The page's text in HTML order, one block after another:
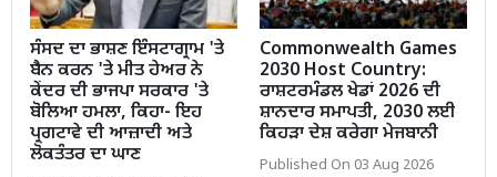
ਸੰਸਦ ਦਾ ਭਾਸ਼ਣ ਇੰਸਟਾਗ੍ਰਾਮ 'ਤੇ
ਬੈਨ ਕਰਨ 'ਤੇ ਮੀਤ ਹੇਅਰ ਨੇ
ਕੇਂਦਰ ਦੀ ਭਾਜਪਾ ਸਰਕਾਰ 'ਤੇ
ਬੋਲਿਆ ਹਮਲਾ, ਕਿਹਾ- ਇਹ
ਪ੍ਰਗਟਾਵੇ ਦੀ ਆਜ਼ਾਦੀ ਅਤੇ
ਲੋਕਤੰਤਰ ਦਾ ਘਾਣ
Commonwealth Games
2030 Host Country:
ਰਾਸ਼ਟਰਮੰਡਲ ਖੇਡਾਂ 2026 ਦੀ
ਸ਼ਾਨਦਾਰ ਸਮਾਪਤੀ, 2030 ਲਈ
ਕਿਹੜਾ ਦੇਸ਼ ਕਰੇਗਾ ਮੇਜਬਾਨੀ
Published On 03 Aug 2026